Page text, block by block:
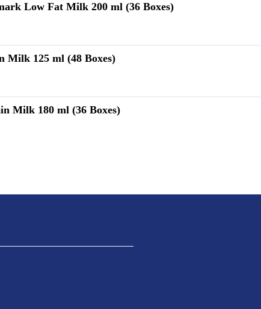
Low Fat Milk 200 ml (36 Boxes)
125 ml (48 Boxes)
Milk 180 ml (36 Boxes)